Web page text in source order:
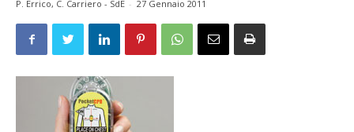
P. Errico, C. Carriero - SdE - 27 Gennaio 2011